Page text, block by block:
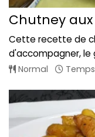
Chutney
Cette recette de
d'accompagner, le
Normal